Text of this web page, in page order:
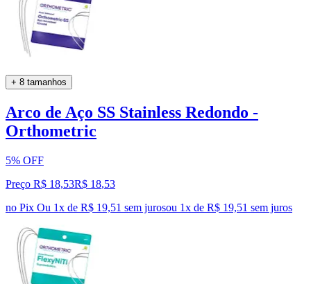
+ 8 tamanhos
Arco de Aço SS Stainless Redondo -
Orthometric
5% OFF
Preço R$ 18,53R$ 18,53
no Pix Ou 1x de R$ 19,51 sem jurosou 1x de R$ 19,51 sem juros